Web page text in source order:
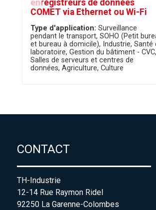
enregistreurs de données
COMET via Ethernet ou Wi-Fi
Type d'application: Surveillance
pendant le transport SOHO (Petit
et bureau à domicile)
Industrie Santé
laboratoire Gestion du bâtiment - CVC
Salles de serveurs et centres de
données Agriculture Culture
CONTACT
TH-Industrie
12-14 Rue Raymon Ridel
92250 La Garenne-Colombes